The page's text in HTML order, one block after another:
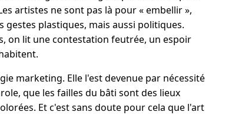
artistes ne sont pas là pour « embellir »,
plastiques, mais aussi politiques.
on lit une contestation feutrée, un espoir
marketing. Elle l'est devenue par nécessité
que les failles du bâti sont des lieux
Et c'est sans doute pour cela que l'art